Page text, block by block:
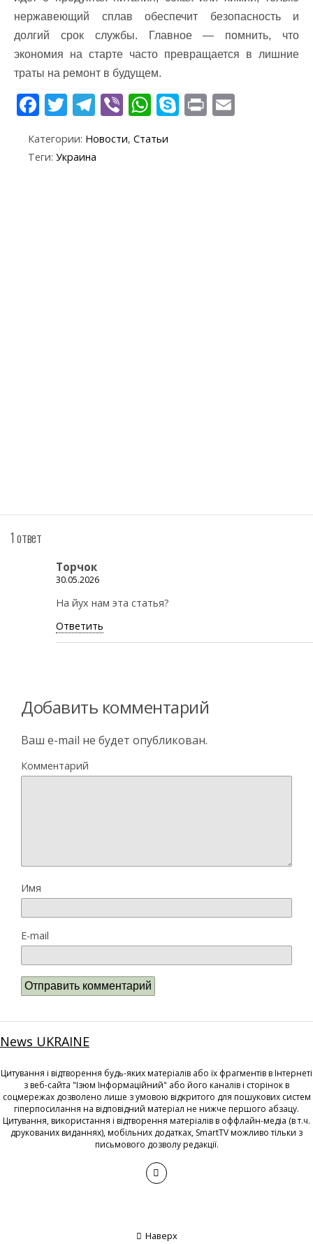
нержавеющий сплав обеспечит безопасность и
долгий срок службы. Главное — помнить, что
экономия на старте часто превращается в лишние
траты на ремонт в будущем.
F
e
T
itt
er
T
e
Vi
er
W
at
S Pr
Категории: Новости, Статьи
Теги: Украина
1 ответ
Торчок
30.05.2026
На йух нам эта статья?
Ответить
Добавить комментарий
Ваш e-mail не будет опубликован.
Комментарий
Имя
E-mail
News UKRAINE
Цитування і відтворення будь-яких матеріалів або їх фрагментів в Інтернеті
з веб-сайта "Ізюм Інформаційний" або його каналів і сторінок в
соцмережах дозволено лише з умовою відкритого для пошукових систем
гіперпосилання на відповідний матеріал не нижче першого абзацу.
Цитування, використання і відтворення матеріалів в оффлайн-медіа (в т.ч.
друкованих виданнях), мобільних додатках, SmartTV можливо тільки з
письмового дозволу редакції.
Наверх